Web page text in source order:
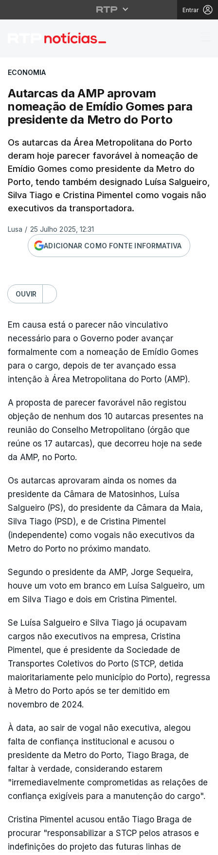
Entrar
Autarcas da AMP
ECONOMIA
Autarcas da AMP aprovam
nomeação de Emídio Gomes para
presidente da Metro do Porto
Os autarcas da Área Metropolitana do Porto
deram hoje parecer favorável à nomeação de
Emídio Gomes como presidente da Metro do
Porto, tendo também designado Luísa Salgueiro,
Silva Tiago e Cristina Pimentel como vogais não
executivos da transportadora.
Lusa / 25 Julho 2025, 12:31
ADICIONAR COMO FONTE INFORMATIVA
OUVIR
Em causa está o parecer não vinculativo
necessário para o Governo poder avançar
formalmente com a nomeação de Emídio Gomes
para o cargo, depois de ter avançado essa
intenção à Área Metropolitana do Porto (AMP).
A proposta de parecer favorável não registou
objeção de nenhum dos 10 autarcas presentes na
reunião do Conselho Metropolitano (órgão que
reúne os 17 autarcas), que decorreu hoje na sede
da AMP, no Porto.
Os autarcas aprovaram ainda os nomes da
presidente da Câmara de Matosinhos, Luísa
Salgueiro (PS), do presidente da Câmara da Maia,
Silva Tiago (PSD), e de Cristina Pimentel
(independente) como vogais não executivos da
Metro do Porto no próximo mandato.
Segundo o presidente da AMP, Jorge Sequeira,
houve um voto em branco em Luísa Salgueiro, um
em Silva Tiago e dois em Cristina Pimentel.
Se Luísa Salgueiro e Silva Tiago já ocupavam
cargos não executivos na empresa, Cristina
Pimentel, que é presidente da Sociedade de
Transportes Coletivos do Porto (STCP, detida
maioritariamente pelo município do Porto), regressa
à Metro do Porto após se ter demitido em
novembro de 2024.
À data, ao sair de vogal não executiva, alegou
falta de confiança institucional e acusou o
presidente da Metro do Porto, Tiago Braga, de
faltar à verdade, considerando estarem
"irremediavelmente comprometidas as relações de
confiança exigíveis para a manutenção do cargo".
Cristina Pimentel acusou então Tiago Braga de
procurar "responsabilizar a STCP pelos atrasos e
indefinições do projeto das futuras linhas de